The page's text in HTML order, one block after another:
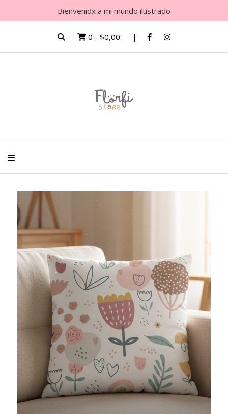
Bienvenidx a mi mundo ilustrado
0 - $0,00